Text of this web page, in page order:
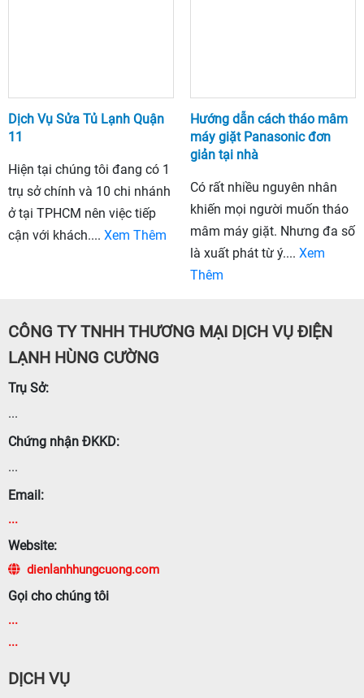
Dịch Vụ Sửa Tủ Lạnh Quận
11
Hiện tại chúng tôi đang có 1
trụ sở chính và 10 chi nhánh
ở tại TPHCM nên việc tiếp
cận với khách.... Xem Thêm
Hướng dẫn cách tháo mâm
máy giặt Panasonic đơn
giản tại nhà
Có rất nhiều nguyên nhân
khiến mọi người muốn tháo
mâm máy giặt. Nhưng đa số
là xuất phát từ ý.... Xem
Thêm
CÔNG TY TNHH THƯƠNG MẠI DỊCH VỤ ĐIỆN
LẠNH HÙNG CƯỜNG
Trụ Sở:
...
Chứng nhận ĐKKD:
...
Email:
...
Website:
dienlanhhungcuong.com
Gọi cho chúng tôi
...
...
DỊCH VỤ